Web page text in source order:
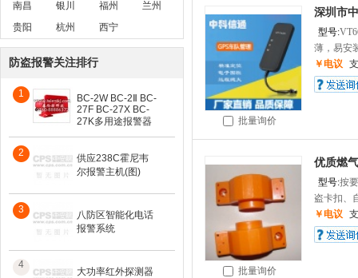
南昌
银川 福州
兰州
贵阳
杭州 西宁
防盗报警关注排行
1
BC-2W BC-2Ⅱ BC-
27F BC-27X BC-
27K多用途报警器
2
供应238C霍尼韦
尔报警主机(图)
3
八防区智能化电话
报警系统
4
大功率红外探测器
批量询价
深圳市
型号:
薄，易安
￥电议
批量询价
优质燃
型号:按
盗卡扣、
￥电议